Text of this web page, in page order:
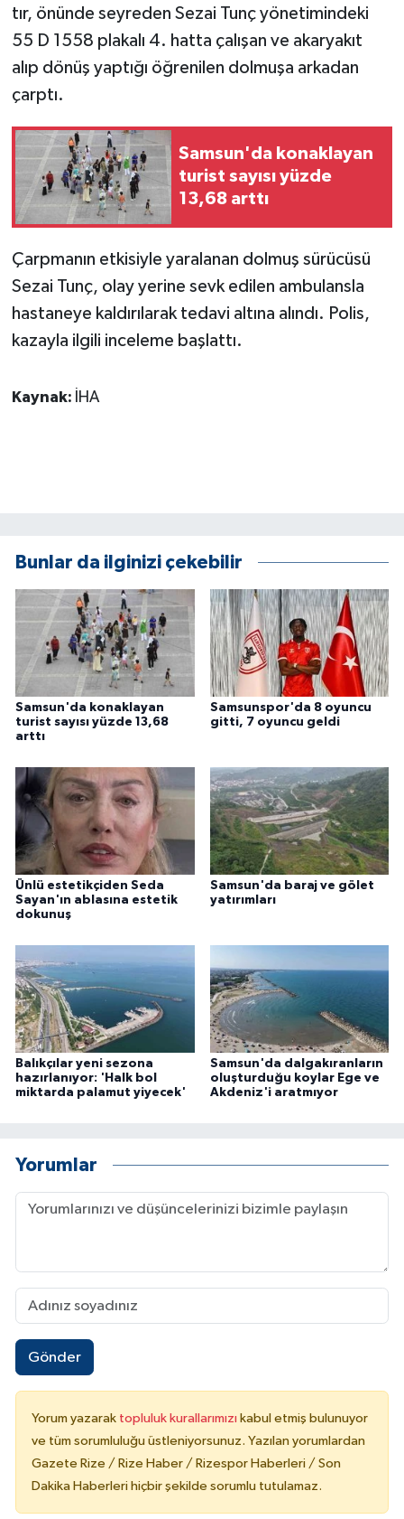
tır, önünde seyreden Sezai Tunç yönetimindeki
55 D 1558 plakalı 4. hatta çalışan ve akaryakıt
alıp dönüş yaptığı öğrenilen dolmuşa arkadan
çarptı.
Samsun'da konaklayan
turist sayısı yüzde
13,68 arttı
Çarpmanın etkisiyle yaralanan dolmuş sürücüsü
Sezai Tunç, olay yerine sevk edilen ambulansla
hastaneye kaldırılarak tedavi altına alındı. Polis,
kazayla ilgili inceleme başlattı.
Kaynak: İHA
Bunlar da ilginizi çekebilir
Samsun'da konaklayan
turist sayısı yüzde 13,68
arttı
Samsunspor'da 8 oyuncu
gitti, 7 oyuncu geldi
Ünlü estetikçiden Seda
Sayan'ın ablasına estetik
dokunuş
Samsun'da baraj ve gölet
yatırımları
Balıkçılar yeni sezona
hazırlanıyor: 'Halk bol
miktarda palamut yiyecek'
Samsun'da dalgakıranların
oluşturduğu koylar Ege ve
Akdeniz'i aratmıyor
Yorumlar
Gönder
Yorum yazarak topluluk kurallarımızı kabul etmiş bulunuyor
ve tüm sorumluluğu üstleniyorsunuz. Yazılan yorumlardan
Gazete Rize / Rize Haber / Rizespor Haberleri / Son
Dakika Haberleri hiçbir şekilde sorumlu tutulamaz.
Güvenlik
HABERDE İNSAN
İNSAN
İş Dünyası
Jandarma
Kadın
KÜLTÜR SANAT
Otomobil
SPOR HABERLERİ
TEKNOLOJİ
Turizm
ÜLKE GÜNDEMİ
YAŞAM
YEREL
Yerel Haberler